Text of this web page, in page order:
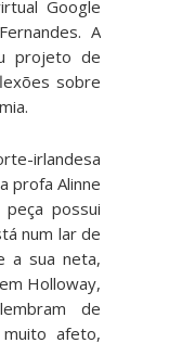
Google
A
projeto de
sobre
irlandesa
profa Alinne
possui
num lar de
a sua neta,
Holloway,
de
afeto,